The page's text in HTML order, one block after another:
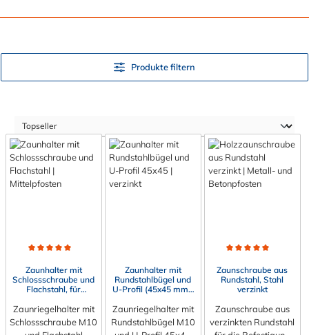
Produkte filtern
Zaunhalter mit
Schlossschraube und
Flachstahl, für
verzinkt
Zaunriegelhalter mit
Schlossschraube M10
Zaunhalter mit
Rundstahlbügel und
U-Profil (45x45 mm),
Zaunriegelhalter mit
Rundstahlbügel M10
Zaunschraube aus
Rundstahl, Stahl
verzinkt
Zaunschraube aus
verzinkten Rundstahl